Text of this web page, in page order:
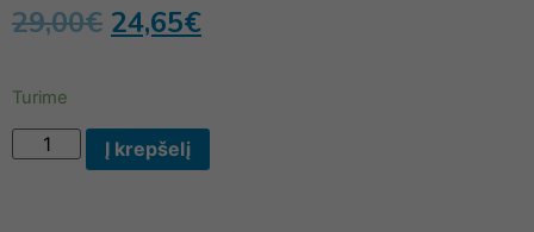
29,00€ 24,65€
Turime
Į krepšelį